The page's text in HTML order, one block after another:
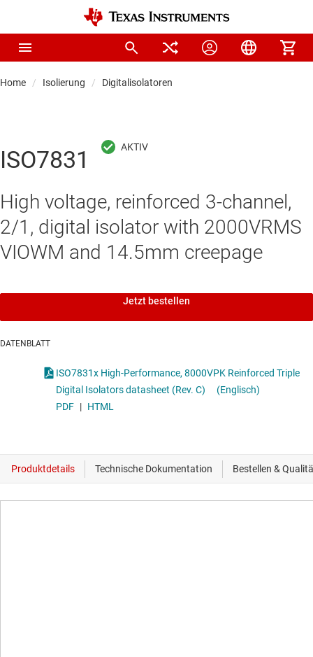
Home Isolierung Digitalisolatoren
ISO7831
High voltage, reinforced 3-channel,
2/1, digital isolator with 2000VRMS
VIOWM and 14.5mm creepage
Jetzt bestellen
DATENBLATT
ISO7831x High-Performance, 8000VPK Reinforced Triple
Digital Isolators datasheet (Rev. C)
(Englisch)
PDF | HTML